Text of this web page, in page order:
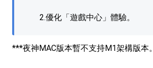
2.優化「遊戲中心」體驗。​
***夜神MAC版本暫不支持M1架構版本。